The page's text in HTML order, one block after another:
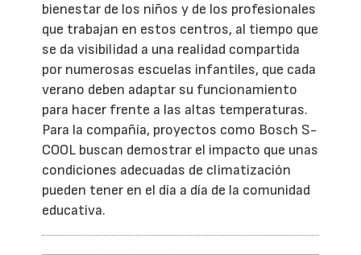
bienestar de los niños y de los profesionales
que trabajan en estos centros, al tiempo que
se da visibilidad a una realidad compartida
por numerosas escuelas infantiles, que cada
verano deben adaptar su funcionamiento
para hacer frente a las altas temperaturas.
Para la compañía, proyectos como Bosch S-
COOL buscan demostrar el impacto que unas
condiciones adecuadas de climatización
pueden tener en el día a día de la comunidad
educativa.